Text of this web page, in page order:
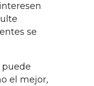
se
el mejor,